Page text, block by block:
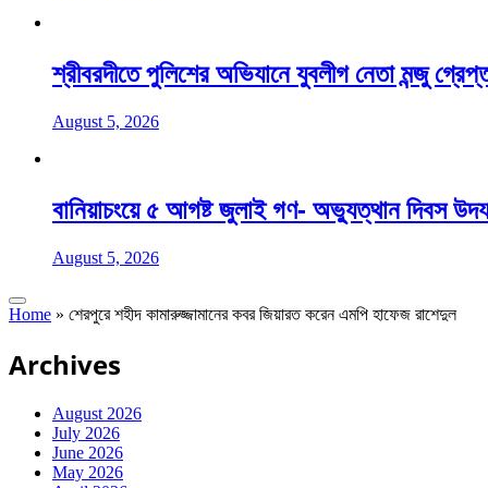
শ্রীবরদীতে পুলিশের অভিযানে যুবলীগ নেতা মন্জু
August 5, 2026
বানিয়াচংয়ে ৫ আগষ্ট জুলাই গণ- অভ্যুত্থান দিবস
August 5, 2026
Home » শেরপুরে শহীদ কামারুজ্জামানের কবর জিয়ারত করেন এমপি হাফেজ রাশেদুল
Archives
August 2026
July 2026
June 2026
May 2026